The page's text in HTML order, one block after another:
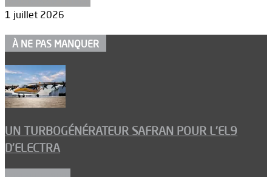
1 juillet 2026
À NE PAS MANQUER
UN TURBOGÉNÉRATEUR SAFRAN POUR L’EL9
D’ELECTRA